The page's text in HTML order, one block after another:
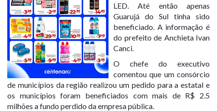
LED. Até então apenas
Guarujá do Sul tinha sido
beneficiado. A informação é
do prefeito de Anchieta Ivan
Canci.
O chefe do executivo
comentou que um consórcio
de municípios da região realizou um pedido para a estatal e
os municípios foram beneficiados com mais de R$ 2.5
milhões a fundo perdido da empresa pública.